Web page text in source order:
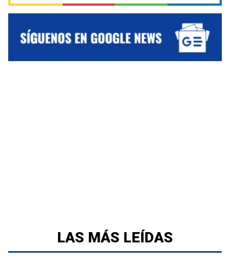
LAS MÁS LEÍDAS